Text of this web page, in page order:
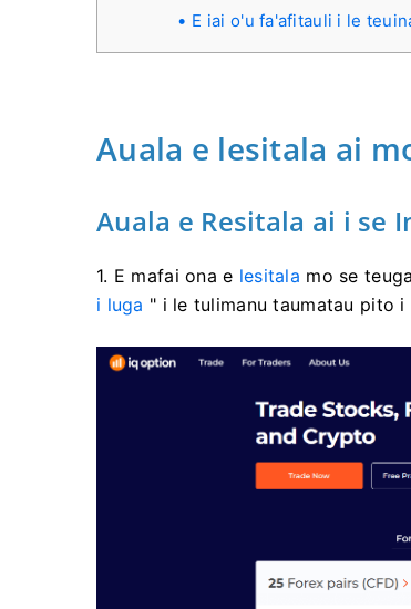
E iai o'u fa'afitauli i le
Auala e lesitala ai
Auala e Resitala ai i se
1. E mafai ona e lesitala mo se
i luga " i le tulimanu taumatau pito i